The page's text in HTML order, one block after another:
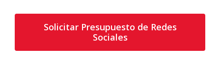
Solicitar Presupuesto de Redes
Sociales